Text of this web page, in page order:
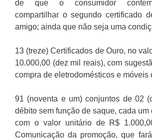
de que o consumidor
compartilhar o segundo certificado
amigo; ainda que não seja uma
13 (treze) Certificados de Ouro, no
10.000,00 (dez mil reais), com
compra de eletrodomésticos e móveis
91 (noventa e um) conjuntos de 02
débito sem função de saque, cada um
com o valor unitário de R$
Comunicação da promoção, que